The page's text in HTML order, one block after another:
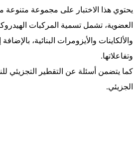
يحتوي هذا الاختبار على مجموعة متنوعة
العضوية، تشمل تسمية المركبات
والألكاينات والأيزومرات البنائية،
وتفاعلاتها.
كما يتضمن أسئلة عن التقطير التجزيئي
الجزيئي.